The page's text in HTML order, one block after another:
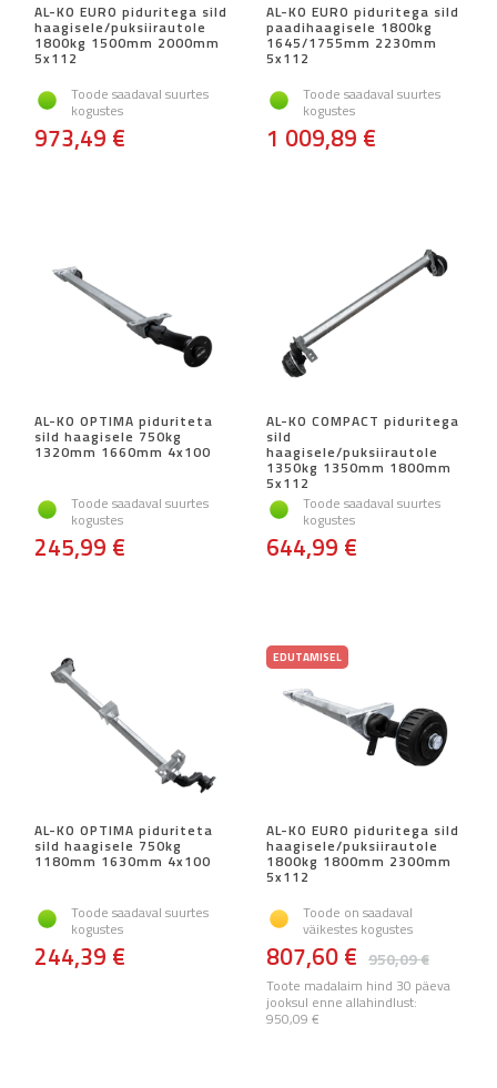
AL-KO EURO piduritega sild
haagisele/puksiirautole
1800kg 1500mm 2000mm
5x112
Toode saadaval suurtes
kogustes
973,49 €
AL-KO EURO piduritega sild
paadihaagisele 1800kg
1645/1755mm 2230mm
5x112
Toode saadaval suurtes
kogustes
1 009,89 €
AL-KO OPTIMA piduriteta
sild haagisele 750kg
1320mm 1660mm 4x100
Toode saadaval suurtes
kogustes
245,99 €
AL-KO COMPACT piduritega
sild
haagisele/puksiirautole
1350kg 1350mm 1800mm
5x112
Toode saadaval suurtes
kogustes
644,99 €
AL-KO OPTIMA piduriteta
sild haagisele 750kg
1180mm 1630mm 4x100
Toode saadaval suurtes
kogustes
244,39 €
EDUTAMISEL
AL-KO EURO piduritega sild
haagisele/puksiirautole
1800kg 1800mm 2300mm
5x112
Toode on saadaval
väikestes kogustes
950,09 €
807,60 €
Toote madalaim hind 30 päeva
jooksul enne allahindlust:
950,09 €